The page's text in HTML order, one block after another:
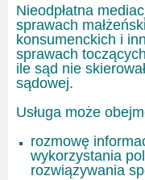
Nieodpłatna
sprawach
konsumenckich i
sprawach
ile sąd nie
sądowej.
Usługa może
rozmowę
wykorzystania
rozwiązywania